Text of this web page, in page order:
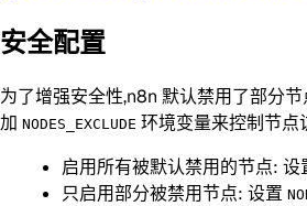
安全配置
为了增强安全性,n8n 默认禁用了部分
加 NODES_EXCLUDE 环境变量来控制节点
启用所有被默认禁用的节点: 设
只启用部分被禁用节点: 设置